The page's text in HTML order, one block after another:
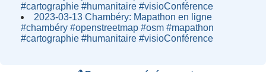
#cartographie #humanitaire #visioConférence
2023-03-13 Chambéry: Mapathon en ligne
#chambéry #openstreetmap #osm #mapathon
#cartographie #humanitaire #visioConférence